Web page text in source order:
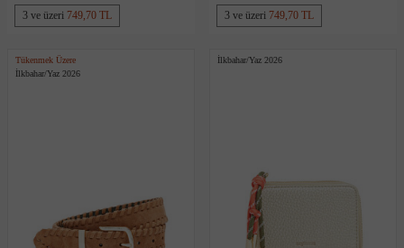
3 ve üzeri 749,70 TL 3 ve üzeri 749,70 TL
Tükenmek Üzere
İlkbahar/Yaz 2026
İlkbahar/Yaz 2026